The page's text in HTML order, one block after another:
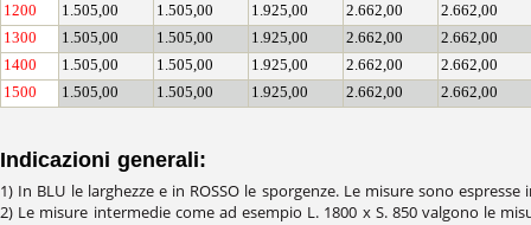
1200
1.505,00 1.505,00 1.925,00 2.662,00
2.662,00
1300
1.505,00 1.505,00 1.925,00 2.662,00
2.662,00
1400
1.505,00 1.505,00 1.925,00 2.662,00
2.662,00
1500
1.505,00 1.505,00 1.925,00 2.662,00 2.662,00
Indicazioni generali:
1) In BLU le larghezze e in ROSSO le sporgenze. Le misure sono espresse
2) Le misure intermedie come ad esempio L. 1800 x S. 850 valgono le